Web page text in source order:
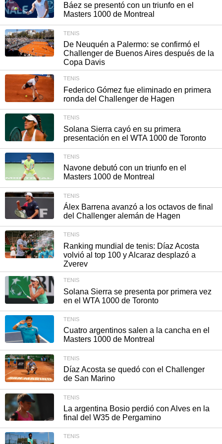
Báez se presentó con un triunfo en el
Masters 1000 de Montreal
TENIS
De Neuquén a Palermo: se confirmó el
Challenger de Buenos Aires después de la
Copa Davis
TENIS
Federico Gómez fue eliminado en primera
ronda del Challenger de Hagen
TENIS
Solana Sierra cayó en su primera
presentación en el WTA 1000 de Toronto
TENIS
Navone debutó con un triunfo en el
Masters 1000 de Montreal
TENIS
Álex Barrena avanzó a los octavos de final
del Challenger alemán de Hagen
TENIS
Ranking mundial de tenis: Díaz Acosta
volvió al top 100 y Alcaraz desplazó a
Zverev
TENIS
Solana Sierra se presenta por primera vez
en el WTA 1000 de Toronto
TENIS
Cuatro argentinos salen a la cancha en el
Masters 1000 de Montreal
TENIS
Díaz Acosta se quedó con el Challenger
de San Marino
TENIS
La argentina Bosio perdió con Alves en la
final del W35 de Pergamino
TENIS